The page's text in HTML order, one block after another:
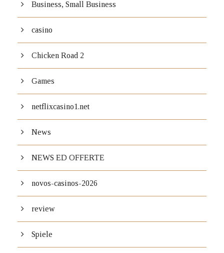
Business, Small Business
casino
Chicken Road 2
Games
netflixcasino1.net
News
NEWS ED OFFERTE
novos-casinos-2026
review
Spiele